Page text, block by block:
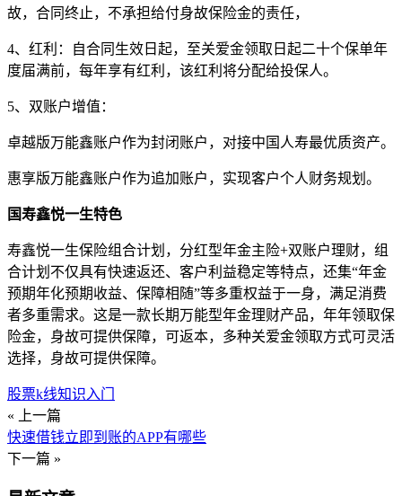
故，合同终止，不承担给付身故保险金的责任，
4、红利：自合同生效日起，至关爱金领取日起二十个保单年
度届满前，每年享有红利，该红利将分配给投保人。
5、双账户增值：
卓越版万能鑫账户作为封闭账户，对接中国人寿最优质资产。
惠享版万能鑫账户作为追加账户，实现客户个人财务规划。
国寿鑫悦一生特色
寿鑫悦一生保险组合计划，分红型年金主险+双账户理财，组
合计划不仅具有快速返还、客户利益稳定等特点，还集“年金
预期年化预期收益、保障相随”等多重权益于一身，满足消费
者多重需求。这是一款长期万能型年金理财产品，年年领取保
险金，身故可提供保障，可返本，多种关爱金领取方式可灵活
选择，身故可提供保障。
股票k线知识入门
« 上一篇
快速借钱立即到账的APP有哪些
下一篇 »